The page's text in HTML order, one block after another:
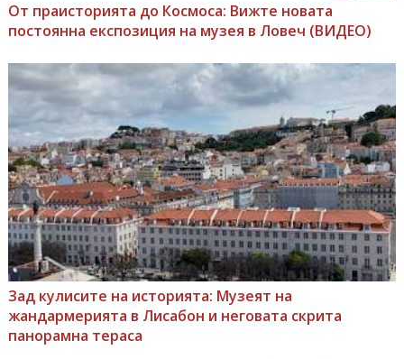
От праисторията до Космоса: Вижте новата
постоянна експозиция на музея в Ловеч (ВИДЕО)
Зад кулисите на историята: Музеят на
жандармерията в Лисабон и неговата скрита
панорамна тераса